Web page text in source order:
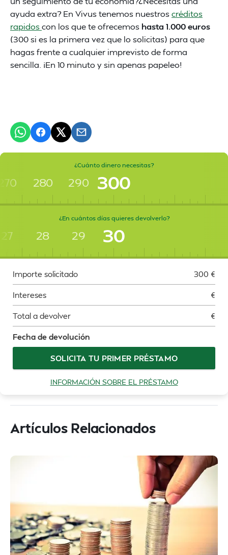
ayuda extra? En Vivus tenemos nuestroscréditos
rapidoscon los que te ofrecemos hasta 1.000 euros
(300 si es la primera vez que lo solicitas) para que
hagas frente a cualquier imprevisto de forma
sencilla. ¡En 10 minuto y sin apenas papeleo!
¿Cuánto dinero necesitas?
280 290 300
¿En cuántos días quieres devolverlo?
27 28 29 30
Importe solicitado 300 €
Intereses €
Total a devolver €
Fecha de devolución
SOLICITA TU PRIMER PRÉSTAMO
INFORMACIÓN SOBRE EL PRÉSTAMO
Artículos Relacionados